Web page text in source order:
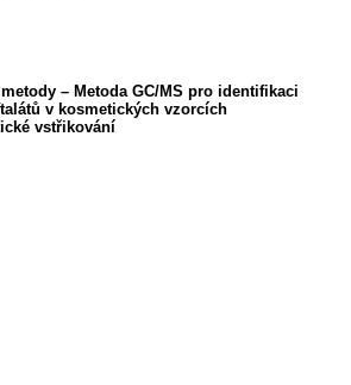
– Metoda GC/MS pro identifikaci
v kosmetických vzorcích
vstřikování